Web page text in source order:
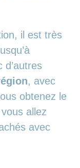
il est très
d’autres
, avec
obtenez le
allez
avec